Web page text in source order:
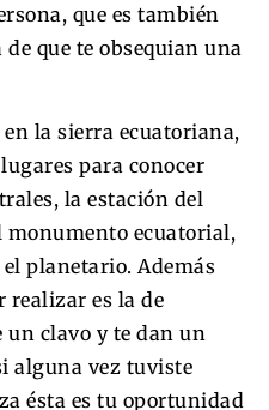
que es también
que te obsequian una
la sierra ecuatoriana,
para conocer
la estación del
monumento ecuatorial,
planetario. Además
realizar es la de
clavo y te dan un
alguna vez tuviste
ésta es tu oportunidad